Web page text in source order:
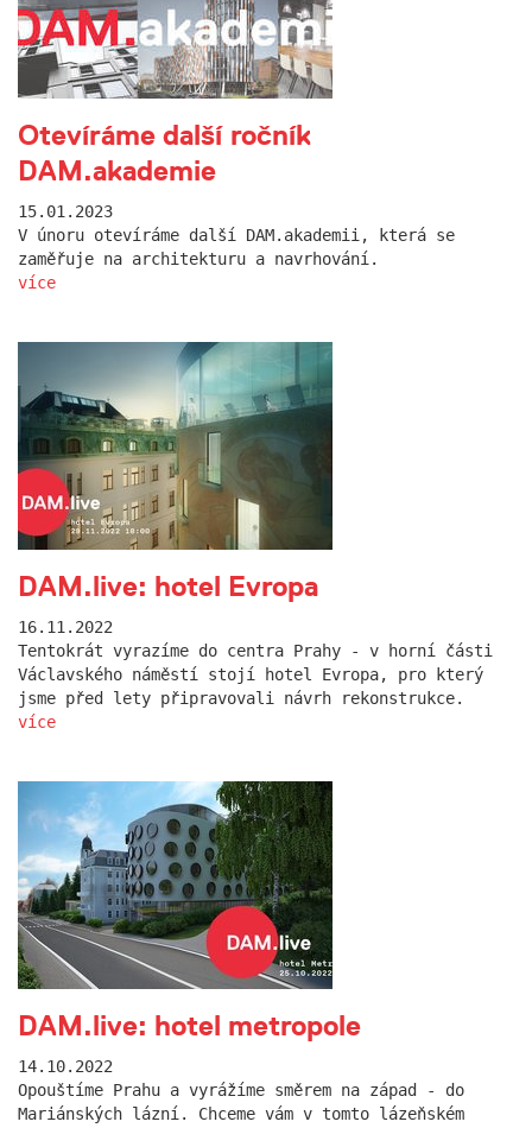
Otevíráme další ročník
DAM.akademie
15.01.2023
V únoru otevíráme další DAM.akademii, která se
zaměřuje na architekturu a navrhování.
více
DAM.live: hotel Evropa
16.11.2022
Tentokrát vyrazíme do centra Prahy - v horní části
Václavského náměstí stojí hotel Evropa, pro který
jsme před lety připravovali návrh rekonstrukce.
více
DAM.live: hotel metropole
14.10.2022
Opouštíme Prahu a vyrážíme směrem na západ - do
Mariánských lázní. Chceme vám v tomto lázeňském